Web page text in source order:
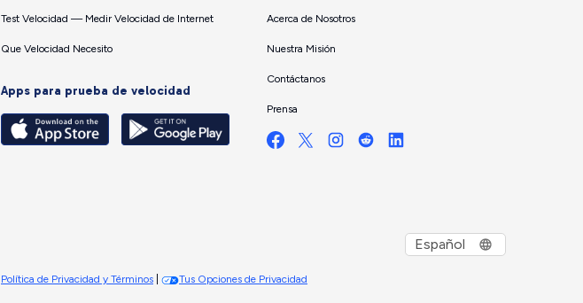
Test Velocidad — Medir Velocidad de Internet
Que Velocidad Necesito
Apps para prueba de velocidad
Acerca de Nosotros
Nuestra Misión
Contáctanos
Prensa
Política de Privacidad y Términos Tus Opciones de Privacidad